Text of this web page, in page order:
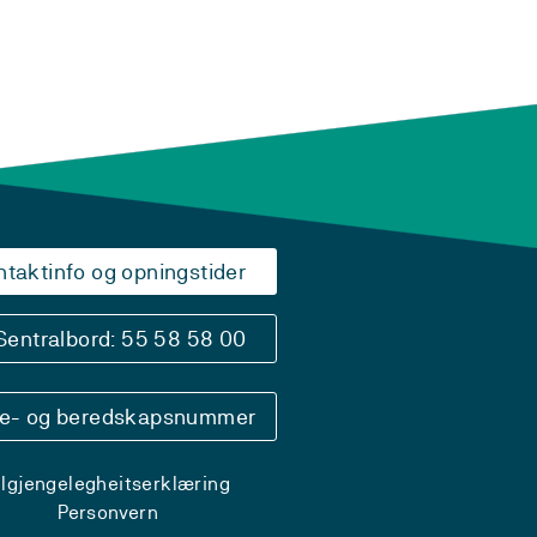
og opningstider
55 58 58 00
og beredskapsnummer
Personvern